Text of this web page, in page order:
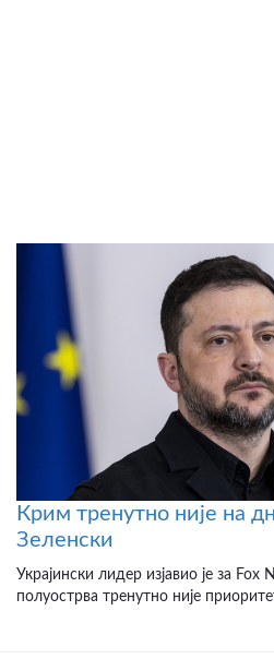
Крим тренутно није на
Зеленски
Украјински лидер изјавио је за Fox
полуострва тренутно није